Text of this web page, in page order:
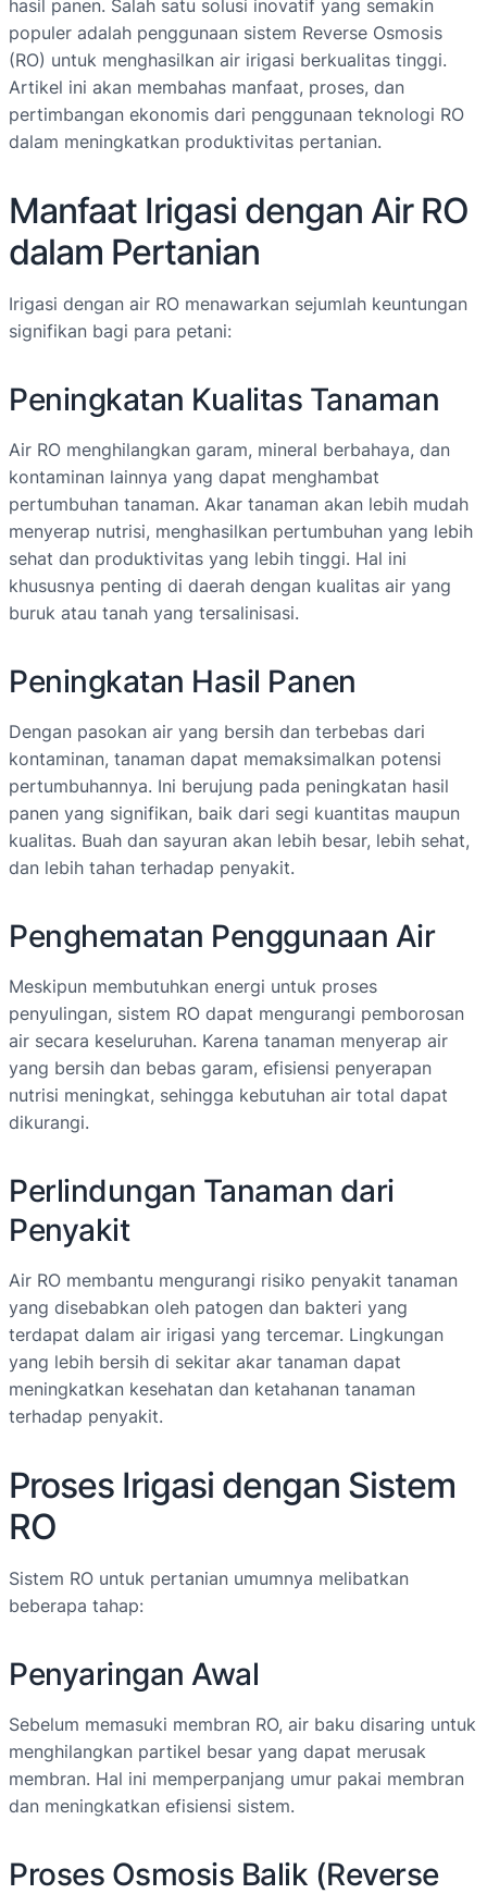
hasil panen. Salah satu solusi inovatif yang semakin
populer adalah penggunaan sistem Reverse Osmosis
(RO) untuk menghasilkan air irigasi berkualitas tinggi.
Artikel ini akan membahas manfaat, proses, dan
pertimbangan ekonomis dari penggunaan teknologi RO
dalam meningkatkan produktivitas pertanian.
Manfaat Irigasi dengan Air RO
dalam Pertanian
Irigasi dengan air RO menawarkan sejumlah keuntungan
signifikan bagi para petani:
Peningkatan Kualitas Tanaman
Air RO menghilangkan garam, mineral berbahaya, dan
kontaminan lainnya yang dapat menghambat
pertumbuhan tanaman. Akar tanaman akan lebih mudah
menyerap nutrisi, menghasilkan pertumbuhan yang lebih
sehat dan produktivitas yang lebih tinggi. Hal ini
khususnya penting di daerah dengan kualitas air yang
buruk atau tanah yang tersalinisasi.
Peningkatan Hasil Panen
Dengan pasokan air yang bersih dan terbebas dari
kontaminan, tanaman dapat memaksimalkan potensi
pertumbuhannya. Ini berujung pada peningkatan hasil
panen yang signifikan, baik dari segi kuantitas maupun
kualitas. Buah dan sayuran akan lebih besar, lebih sehat,
dan lebih tahan terhadap penyakit.
Penghematan Penggunaan Air
Meskipun membutuhkan energi untuk proses
penyulingan, sistem RO dapat mengurangi pemborosan
air secara keseluruhan. Karena tanaman menyerap air
yang bersih dan bebas garam, efisiensi penyerapan
nutrisi meningkat, sehingga kebutuhan air total dapat
dikurangi.
Perlindungan Tanaman dari
Penyakit
Air RO membantu mengurangi risiko penyakit tanaman
yang disebabkan oleh patogen dan bakteri yang
terdapat dalam air irigasi yang tercemar. Lingkungan
yang lebih bersih di sekitar akar tanaman dapat
meningkatkan kesehatan dan ketahanan tanaman
terhadap penyakit.
Proses Irigasi dengan Sistem
RO
Sistem RO untuk pertanian umumnya melibatkan
beberapa tahap:
Penyaringan Awal
Sebelum memasuki membran RO, air baku disaring untuk
menghilangkan partikel besar yang dapat merusak
membran. Hal ini memperpanjang umur pakai membran
dan meningkatkan efisiensi sistem.
Proses Osmosis Balik (Reverse